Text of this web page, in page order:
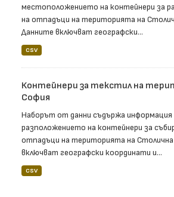
местоположението на контейнери за
на отпадъци на територията на
Данните включват географски...
CSV
Контейнери за текстил на
София
Наборът от данни съдържа информация
разположението на контейнери за
отпадъци на територията на
включват географски координати и...
CSV